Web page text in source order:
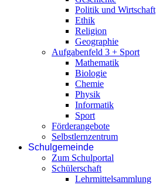
Politik und Wirtschaft
Ethik
Religion
Geographie
Aufgabenfeld 3 + Sport
Mathematik
Biologie
Chemie
Physik
Informatik
Sport
Förderangebote
Selbstlernzentrum
Schulgemeinde
Zum Schulportal
Schülerschaft
Lehrmittelsammlung